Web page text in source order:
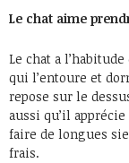
Le chat aime
Le chat a
qui l’entoure et
repose sur le
aussi qu’il
faire de longues
frais.